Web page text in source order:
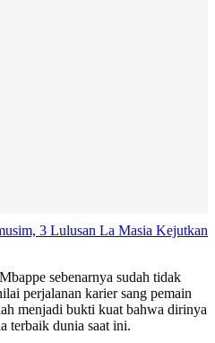
3 Lulusan La Masia Kejutkan
sebenarnya sudah tidak
perjalanan karier sang pemain
menjadi bukti kuat bahwa dirinya
terbaik dunia saat ini.